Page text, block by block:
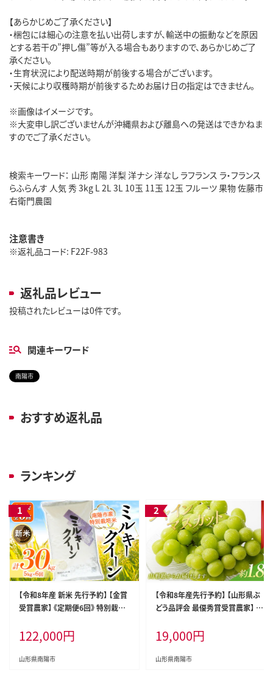
【あらかじめご了承ください】
・梱包には細心の注意を払い出荷しますが、輸送中の振動などを原因
とする若干の”押し傷”等が入る場合もありますので、あらかじめご了
承ください。
・生育状況により配送時期が前後する場合がございます。
・天候により収穫時期が前後するためお届け日の指定はできません。
※画像はイメージです。
※大変申し訳ございませんが沖縄県および離島への発送はできかねま
すのでご了承ください。
検索キーワード： 山形 南陽 洋梨 洋ナシ 洋なし ラフランス ラ・フランス
らふらんす 人気 秀 3kg L 2L 3L 10玉 11玉 12玉 フルーツ 果物 佐藤市
右衛門農園
注意書き
※返礼品コード: F22F-983
返礼品レビュー
投稿されたレビューは0件です。
関連キーワード
南陽市
おすすめ返礼品
ランキング
【令和8年産 新米 先行予約】 【金賞
受賞農家】 《定期便6回》 特別栽培
《令和8年9月下旬～発送》 『あおき
ライスファーム』 [1614-R8]
122,000円
山形県南陽市
【令和8年産先行予約】 【山形県ぶ
どう品評会 最優秀賞受賞農家】 シ
秀) 《令和8年9月中旬～発送》 『青
木農園』 山形県 南陽市 [2027-R8]
19,000円
山形県南陽市